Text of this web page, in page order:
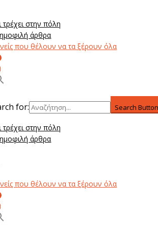
τρέχει στην πόλη
άρθρα
που θέλουν να τα ξέρουν όλα
for: Search
τρέχει στην πόλη
άρθρα
που θέλουν να τα ξέρουν όλα